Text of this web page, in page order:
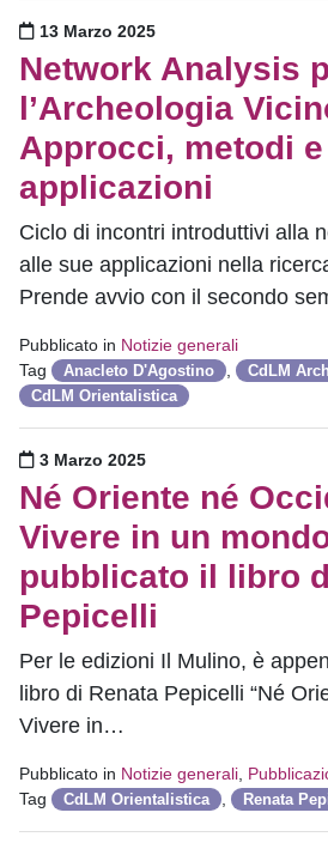
Pubblicato il
13 Marzo 2025
Network Analysis
l’Archeologia
Approcci, metodi e
applicazioni
Ciclo di incontri introduttivi alla
alle sue applicazioni nella
Prende avvio con il secondo
Pubblicato in Notizie generali
Tag
Anacleto D'Agostino CdLM
CdLM Orientalistica
Pubblicato il
3 Marzo 2025
Né Oriente né
Vivere in un
pubblicato il libro
Pepicelli
Per le edizioni Il Mulino, è
libro di Renata Pepicelli “Né
Vivere in…
Pubblicato in Notizie generali
Tag
CdLM Orientalistica Renata